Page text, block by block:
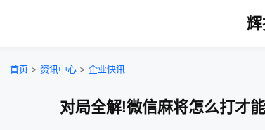
首页 > 资讯中心 > 企业快讯
对局全解!微信麻将怎么打才